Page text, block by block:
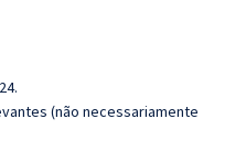
(não necessariamente